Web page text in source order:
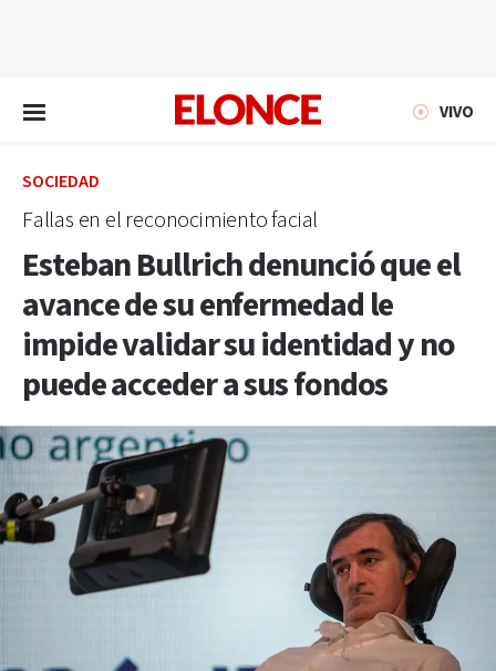
VIVO
SOCIEDAD
Fallas en el reconocimiento facial
Esteban Bullrich denunció que el
avance de su enfermedad le
impide validar su identidad y no
puede acceder a sus fondos